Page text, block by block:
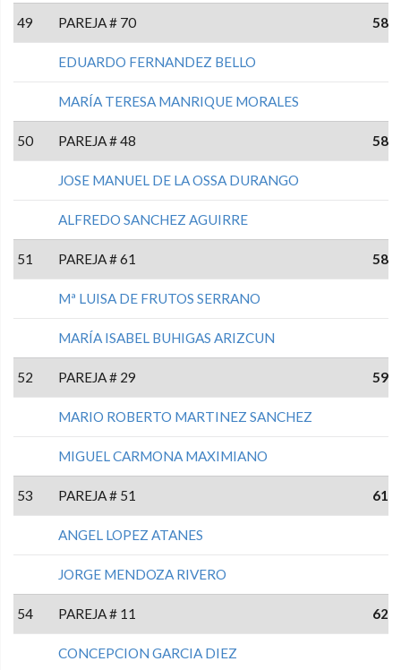
49 PAREJA # 70 58
EDUARDO FERNANDEZ BELLO
MARÍA TERESA MANRIQUE MORALES
50 PAREJA # 48 58
JOSE MANUEL DE LA OSSA DURANGO
ALFREDO SANCHEZ AGUIRRE
51 PAREJA # 61 58
Mª LUISA DE FRUTOS SERRANO
MARÍA ISABEL BUHIGAS ARIZCUN
52 PAREJA # 29 59
MARIO ROBERTO MARTINEZ SANCHEZ
MIGUEL CARMONA MAXIMIANO
53 PAREJA # 51 61
ANGEL LOPEZ ATANES
JORGE MENDOZA RIVERO
54 PAREJA # 11 62
CONCEPCION GARCIA DIEZ